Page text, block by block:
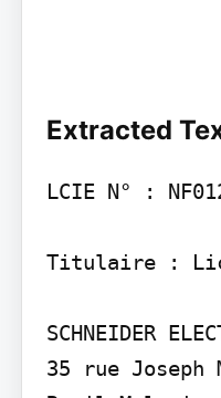
Extracted
LCIE N° :
Titulaire :
SCHNEIDER
35 rue Joseph